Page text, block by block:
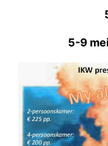
5-9